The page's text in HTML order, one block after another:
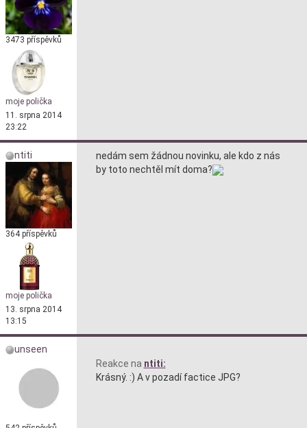
3473 příspěvků
moje polička
11. srpna 2014
23:22
ntiti
364 příspěvků
moje polička
13. srpna 2014
13:15
nedám sem žádnou novinku, ale kdo z nás
by toto nechtěl mít doma?
unseen
Reakce na ntiti:
Krásný. :) A v pozadí factice JPG?